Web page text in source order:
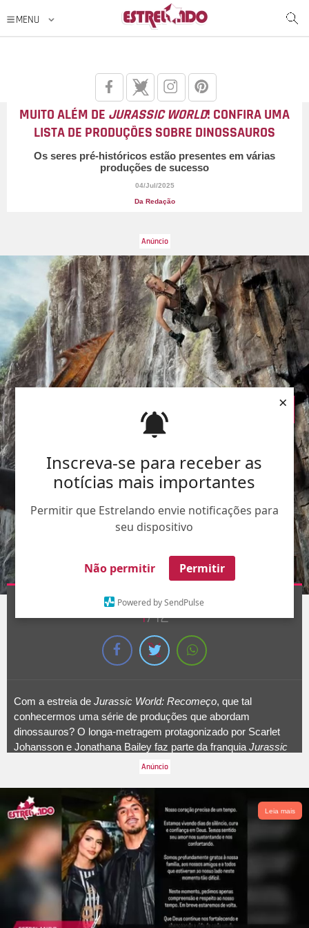
Inscreva-se para receber as
notícias mais importantes
Permitir que Estrelando envie notificações para
seu dispositivo
Não permitir Permitir
Powered by SendPulse
×
MUITO ALÉM DE JURASSIC WORLD! CONFIRA UMA
LISTA DE PRODUÇÕES SOBRE DINOSSAUROS
Os seres pré-históricos estão presentes em várias
produções de sucesso
04/Jul/2025
Da Redação
1/12
Com a estreia de Jurassic World: Recomeço, que tal
conhecermos uma série de produções que abordam
dinossauros? O longa-metragem protagonizado por Scarlet
Johansson e Jonathana Bailey faz parte da franquia Jurassic
, se passando em um universo onde animais pré-
semelhantes aos seus habitats originais. Uma agente secreta
é contratada para trabalhar com um paleontólogo em uma
missão secreta de localizações as três maiores espécies de
dinossauros e coletar seus DNAs na tentativa de usá-lo em
um medicamento e salvar vidas humanas. A seguir, veja mais
filmes, séries e novelas que também falam sobre as criaturas!
Leia mais